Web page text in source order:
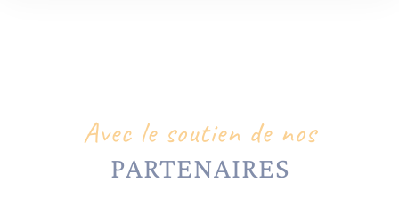
Avec le soutien de nos
PARTENAIRES